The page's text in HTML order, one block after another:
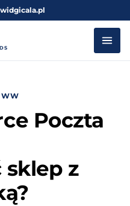
Poczta
z